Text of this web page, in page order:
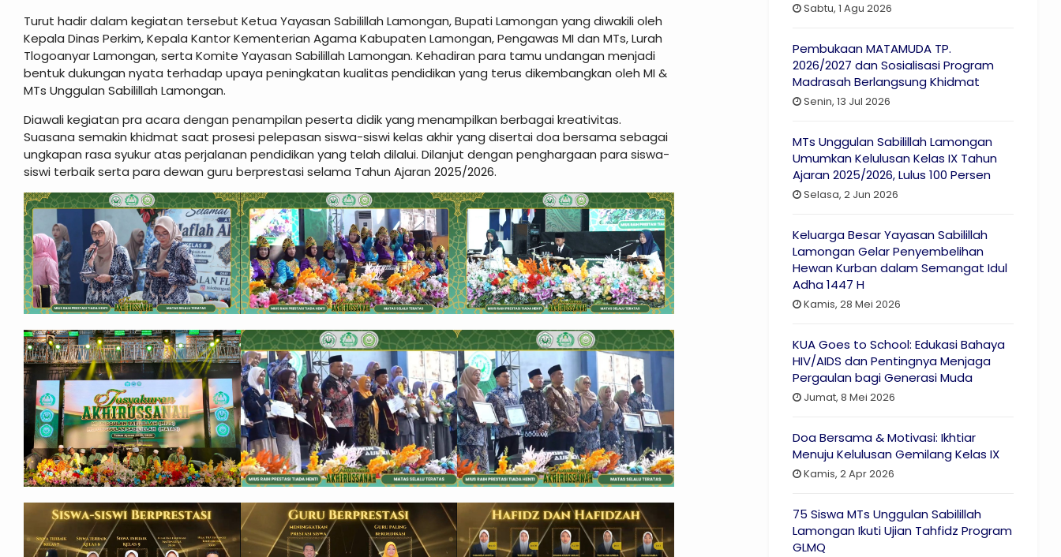
Turut hadir dalam kegiatan tersebut Ketua Yayasan Sabilillah Lamongan, Bupati Lamongan yang diwakili oleh
Kepala Dinas Perkim, Kepala Kantor Kementerian Agama Kabupaten Lamongan, Pengawas MI dan MTs, Lurah
Tlogoanyar Lamongan, serta Komite Yayasan Sabilillah Lamongan. Kehadiran para tamu undangan menjadi
bentuk dukungan nyata terhadap upaya peningkatan kualitas pendidikan yang terus dikembangkan oleh MI &
MTs Unggulan Sabilillah Lamongan.
Diawali kegiatan pra acara dengan penampilan peserta didik yang menampilkan berbagai kreativitas.
Suasana semakin khidmat saat prosesi pelepasan siswa-siswi kelas akhir yang disertai doa bersama sebagai
ungkapan rasa syukur atas perjalanan pendidikan yang telah dilalui. Dilanjut dengan penghargaan para siswa-
siswi terbaik serta para dewan guru berprestasi selama Tahun Ajaran 2025/2026.
Sabtu, 1 Agu 2026
Pembukaan MATAMUDA TP.
2026/2027 dan Sosialisasi Program
Madrasah Berlangsung Khidmat
Senin, 13 Jul 2026
MTs Unggulan Sabilillah Lamongan
Umumkan Kelulusan Kelas IX Tahun
Ajaran 2025/2026, Lulus 100 Persen
Selasa, 2 Jun 2026
Keluarga Besar Yayasan Sabilillah
Lamongan Gelar Penyembelihan
Hewan Kurban dalam Semangat Idul
Adha 1447 H
Kamis, 28 Mei 2026
KUA Goes to School: Edukasi Bahaya
HIV/AIDS dan Pentingnya Menjaga
Pergaulan bagi Generasi Muda
Jumat, 8 Mei 2026
Doa Bersama & Motivasi: Ikhtiar
Menuju Kelulusan Gemilang Kelas IX
Kamis, 2 Apr 2026
75 Siswa MTs Unggulan Sabilillah
Lamongan Ikuti Ujian Tahfidz Program
GLMQ